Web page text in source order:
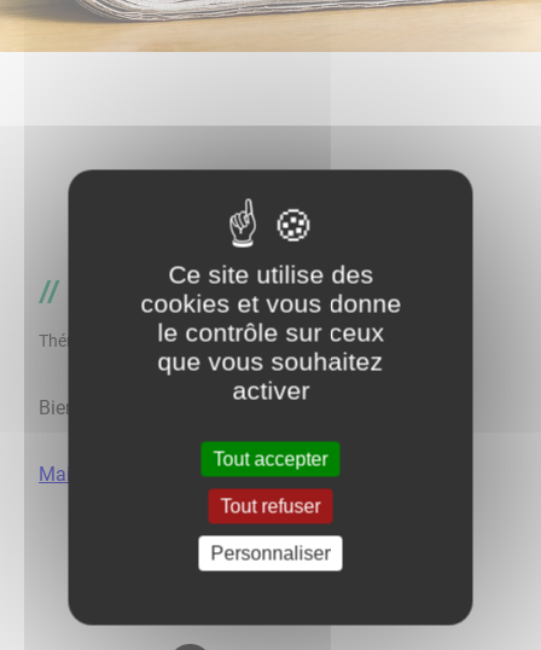
Publications municipales
Thématique
Bien vivre à Charbuy : Le Mag'
Mai-Septembre 2026
Ce site utilise des
cookies et vous donne
le contrôle sur ceux
que vous souhaitez
activer
Tout accepter
Tout refuser
Personnaliser